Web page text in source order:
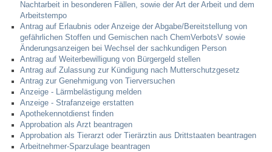
Bezirksschornsteinfeger
Laufende beschränkte Ausschreibungen
Bebauungspläne
Fortschreibung Flächennutzungsplan
Förderprogramm Balkonkraftwerk
Nachtarbeit in besonderen Fällen, sowie der Art der Arbeit und dem
Arbeitstempo
Antrag auf Erlaubnis oder Anzeige der Abgabe/Bereitstellung von
gefährlichen Stoffen und Gemischen nach ChemVerbotsV sowie
Änderungsanzeigen bei Wechsel der sachkundigen Person
Antrag auf Weiterbewilligung von Bürgergeld stellen
Antrag auf Zulassung zur Kündigung nach Mutterschutzgesetz
Antrag zur Genehmigung von Tierversuchen
Anzeige - Lärmbelästigung melden
Anzeige - Strafanzeige erstatten
Apothekennotdienst finden
Approbation als Arzt beantragen
Approbation als Tierarzt oder Tierärztin aus Drittstaaten beantragen
Arbeitnehmer-Sparzulage beantragen